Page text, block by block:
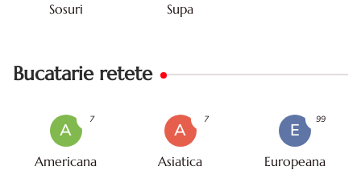
Sosuri Supa
Bucatarie retete
A
Americana
7
A
Asiatica
7
E
Europeana
99